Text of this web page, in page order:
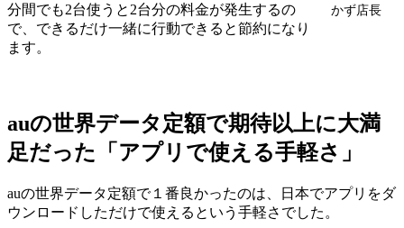
分間でも2台使うと2台分の料金が発生するの
で、できるだけ一緒に行動できると節約になり
ます。
かず店長
auの世界データ定額で期待以上に大満
足だった「アプリで使える手軽さ」
auの世界データ定額で１番良かったのは、日本でアプリをダ
ウンロードしただけで使えるという手軽さでした。